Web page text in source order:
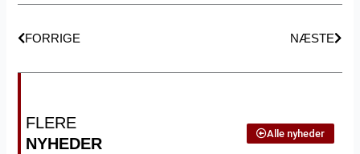
FORRIGE NÆSTE
FLERE
NYHEDER
Alle nyheder